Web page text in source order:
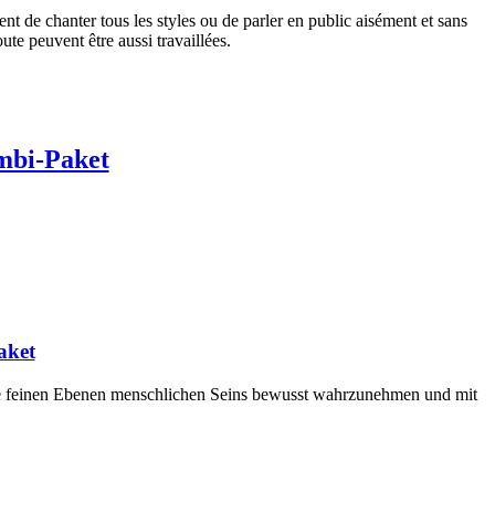
de chanter tous les styles ou de parler en public aisément et sans
peuvent être aussi travaillées.
Paket
Ebenen menschlichen Seins bewusst wahrzunehmen und mit